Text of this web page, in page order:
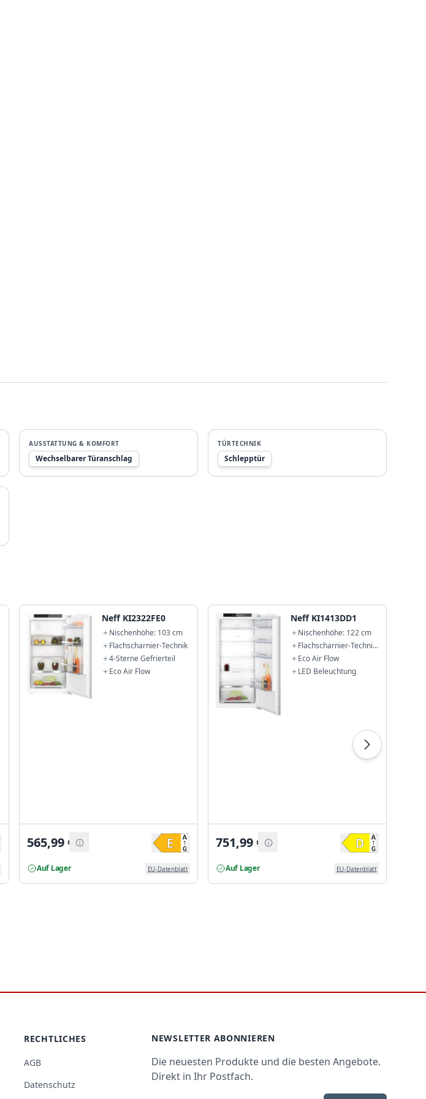
AUSSTATTUNG & KOMFORT
Wechselbarer Türanschlag
TÜRTECHNIK
Schlepptür
Neff KI2322FE0
Nischenhöhe: 103 cm
Flachscharnier-Technik
4-Sterne Gefrierteil
Eco Air Flow
565,99€
Auf Lager EU-Datenblatt
Neff KI1413DD1
Nischenhöhe: 122 cm
Flachscharnier-Technik
mit Softeinzug
Eco Air Flow
LED Beleuchtung
751,99€
Auf Lager EU-Datenblatt
RECHTLICHES
AGB
Datenschutz
NEWSLETTER ABONNIEREN
Die neuesten Produkte und die besten Angebote.
Direkt in Ihr Postfach.